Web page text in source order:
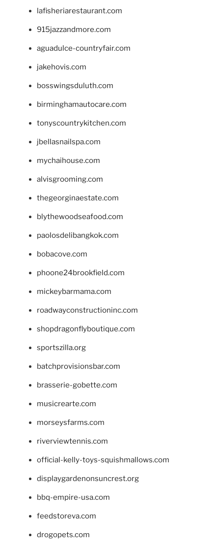
lafisheriarestaurant.com
915jazzandmore.com
aguadulce-countryfair.com
jakehovis.com
bosswingsduluth.com
birminghamautocare.com
tonyscountrykitchen.com
jbellasnailspa.com
mychaihouse.com
alvisgrooming.com
thegeorginaestate.com
blythewoodseafood.com
paolosdelibangkok.com
bobacove.com
phoone24brookfield.com
mickeybarmama.com
roadwayconstructioninc.com
shopdragonflyboutique.com
sportszilla.org
batchprovisionsbar.com
brasserie-gobette.com
musicrearte.com
morseysfarms.com
riverviewtennis.com
official-kelly-toys-squishmallows.com
displaygardenonsuncrest.org
bbq-empire-usa.com
feedstoreva.com
drogopets.com